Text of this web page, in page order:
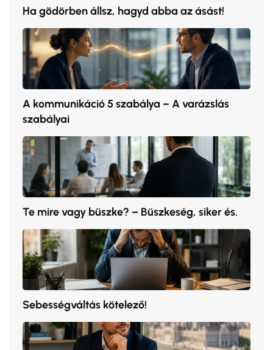
Ha gödörben állsz, hagyd abba az ásást!
A kommunikáció 5 szabálya – A varázslás
szabályai
Te mire vagy büszke? – Büszkeség, siker és.
Sebességváltás kötelező!